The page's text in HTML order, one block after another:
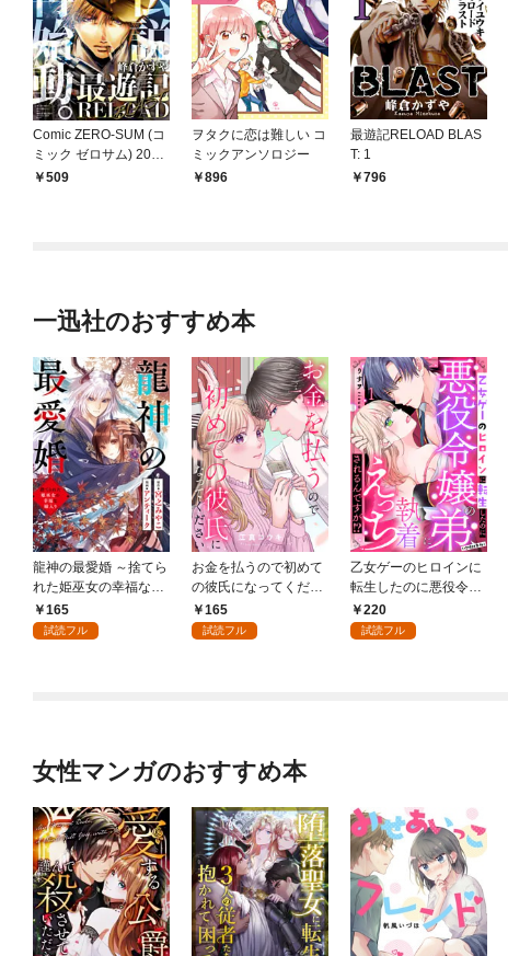
Comic ZERO-SUM (コ
ミック ゼロサム) 2024
年11月号[雑誌]
509
ヲタクに恋は難しい コ
ミックアンソロジー
896
最遊記RELOAD BLAS
T: 1
796
一迅社のおすすめ本
龍神の最愛婚 ～捨てら
れた姫巫女の幸福な嫁
入り～: 1
165
試読フル
お金を払うので初めて
の彼氏になってくださ
い: 1
165
試読フル
乙女ゲーのヒロインに
転生したのに悪役令嬢
の弟（攻略対象外）に
執着えっちされるんで
220
試読フル
女性マンガのおすすめ本